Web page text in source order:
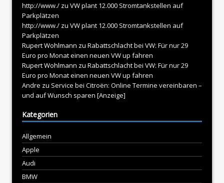
http://www./ zu VW plant 12.000 Stromtankstellen auf
Parkplätzen
http://www./ zu VW plant 12.000 Stromtankstellen auf
Parkplätzen
Rupert Wohlmann zu Rabattschlacht bei VW: Für nur 29
Euro pro Monat einen neuen VW up fahren
Rupert Wohlmann zu Rabattschlacht bei VW: Für nur 29
Euro pro Monat einen neuen VW up fahren
Andre zu Service bei Citroën: Online Termine vereinbaren –
und auf Wunsch sparen [Anzeige]
Kategorien
Allgemein
Apple
Audi
BMW